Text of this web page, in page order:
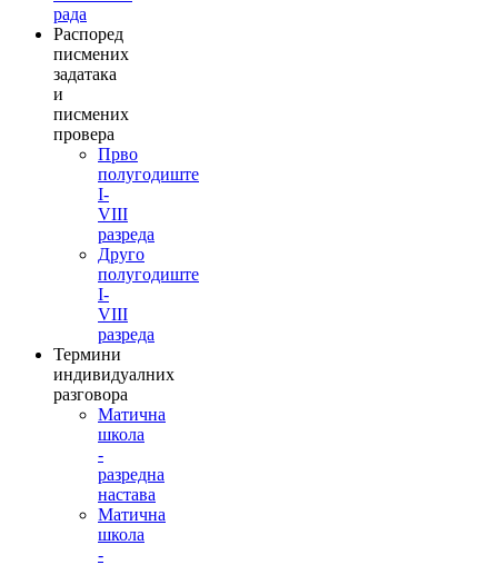
рада
Распоред
писмених
задатака
и
писмених
провера
Прво
полугодиште
I-
VIII
разреда
Друго
полугодиште
I-
VIII
разреда
Термини
индивидуалних
разговора
Матична
школа
-
разредна
настава
Матична
школа
-